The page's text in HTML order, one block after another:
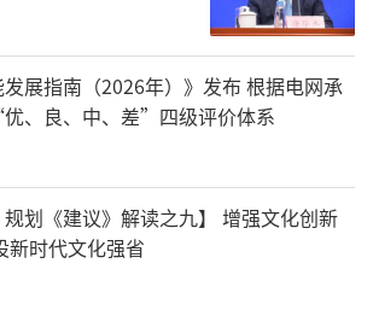
发展指南（2026年）》发布 根据电网承
、良、中、差”四级评价体系
划《建议》解读之九】 增强文化创新
新时代文化强省